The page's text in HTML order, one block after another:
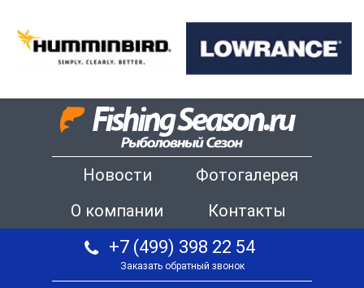
Новости
Фотогалерея
О компании
Контакты
+7 (499) 398 22 54
Заказать обратный звонок